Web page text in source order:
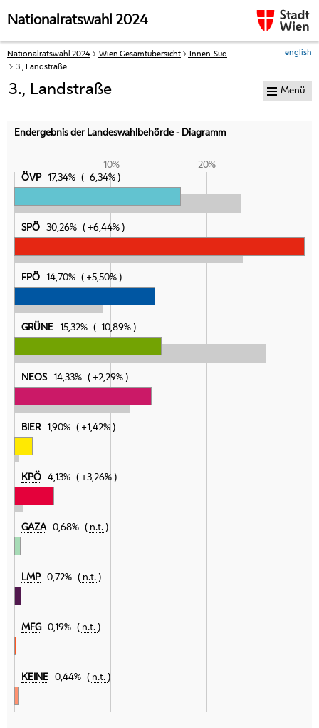
Nationalratswahl 2024
Ihre
aktuelle
Nationalratswahl 2024 Wien Gesamtübersicht
Innen-Süd
3., Landstraße
english
3., Landstraße
Endergebnis der Landeswahlbehörde - Diagramm
10%
20%
ÖVP
17,34% -6,34%
SPÖ 30,26% +6,44%
FPÖ 14,70% +5,50%
GRÜNE 15,32% -10,89%
NEOS 14,33% +2,29%
BIER 1,90% +1,42%
KPÖ 4,13% +3,26%
GAZA 0,68% n.t.
LMP 0,72% n.t.
MFG 0,19% n.t.
KEINE 0,44% n.t.
Menü